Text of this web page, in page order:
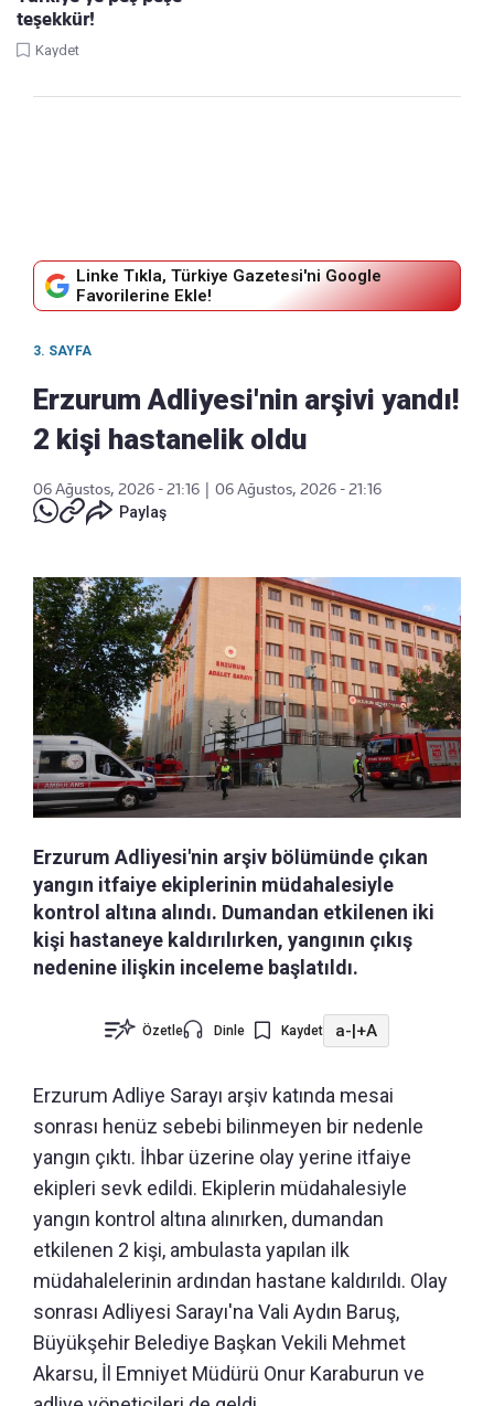
teşekkür!
Kaydet
Linke Tıkla, Türkiye Gazetesi'ni Google
Favorilerine Ekle!
3. SAYFA
Erzurum Adliyesi'nin arşivi yandı!
2 kişi hastanelik oldu
06 Ağustos, 2026 - 21:16
06 Ağustos, 2026 - 21:16
Paylaş
Erzurum Adliyesi'nin arşiv bölümünde çıkan
yangın itfaiye ekiplerinin müdahalesiyle
kontrol altına alındı. Dumandan etkilenen iki
kişi hastaneye kaldırılırken, yangının çıkış
nedenine ilişkin inceleme başlatıldı.
Özetle Dinle Kaydet a-|+A
Erzurum Adliye Sarayı arşiv katında mesai
sonrası henüz sebebi bilinmeyen bir nedenle
yangın çıktı. İhbar üzerine olay yerine itfaiye
ekipleri sevk edildi. Ekiplerin müdahalesiyle
yangın kontrol altına alınırken, dumandan
etkilenen 2 kişi, ambulasta yapılan ilk
müdahalelerinin ardından hastane kaldırıldı. Olay
sonrası Adliyesi Sarayı'na Vali Aydın Baruş,
Büyükşehir Belediye Başkan Vekili Mehmet
Akarsu, İl Emniyet Müdürü Onur Karaburun ve